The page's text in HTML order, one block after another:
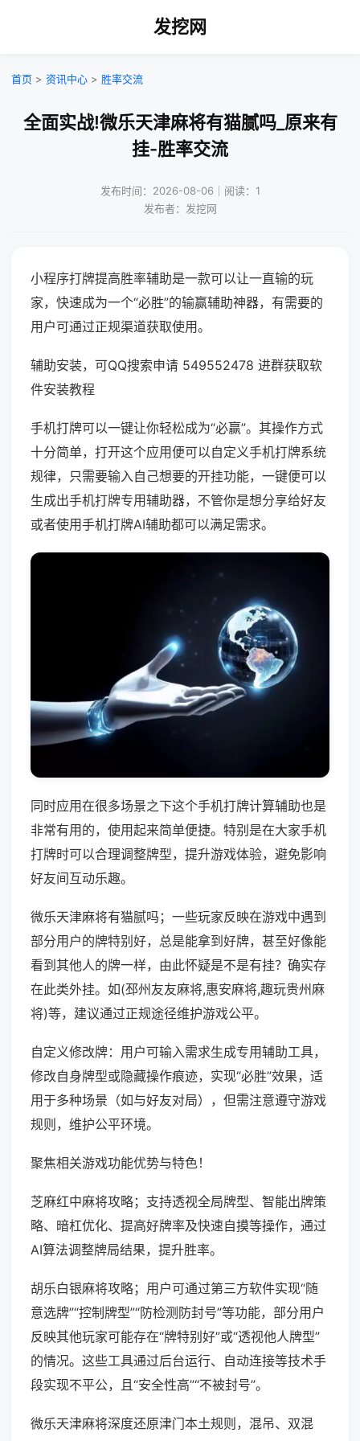
发挖网
首页 > 资讯中心 > 胜率交流
全面实战!微乐天津麻将有猫腻吗_原来有
挂-胜率交流
发布时间：2026-08-06｜阅读：1
发布者：发挖网
小程序打牌提高胜率辅助是一款可以让一直输的玩
家，快速成为一个“必胜”的输赢辅助神器，有需要的
用户可通过正规渠道获取使用。
辅助安装，可QQ搜索申请 549552478 进群获取软
件安装教程
手机打牌可以一键让你轻松成为“必赢”。其操作方式
十分简单，打开这个应用便可以自定义手机打牌系统
规律，只需要输入自己想要的开挂功能，一键便可以
生成出手机打牌专用辅助器，不管你是想分享给好友
或者使用手机打牌AI辅助都可以满足需求。
同时应用在很多场景之下这个手机打牌计算辅助也是
非常有用的，使用起来简单便捷。特别是在大家手机
打牌时可以合理调整牌型，提升游戏体验，避免影响
好友间互动乐趣。
微乐天津麻将有猫腻吗；一些玩家反映在游戏中遇到
部分用户的牌特别好，总是能拿到好牌，甚至好像能
看到其他人的牌一样，由此怀疑是不是有挂？确实存
在此类外挂。如(邳州友友麻将,惠安麻将,趣玩贵州麻
将)等，建议通过正规途径维护游戏公平。
自定义修改牌：用户可输入需求生成专用辅助工具，
修改自身牌型或隐藏操作痕迹，实现“必胜”效果，适
用于多种场景（如与好友对局），但需注意遵守游戏
规则，维护公平环境。
聚焦相关游戏功能优势与特色！
芝麻红中麻将攻略；支持透视全局牌型、智能出牌策
略、暗杠优化、提高好牌率及快速自摸等操作，通过
AI算法调整牌局结果，提升胜率。
胡乐白银麻将攻略；用户可通过第三方软件实现“随
意选牌”“控制牌型”“防检测防封号”等功能，部分用户
反映其他玩家可能存在“牌特别好”或“透视他人牌型”
的情况。这些工具通过后台运行、自动连接等技术手
段实现不平公，且“安全性高”“不被封号”。
微乐天津麻将深度还原津门本土规则，混吊、双混